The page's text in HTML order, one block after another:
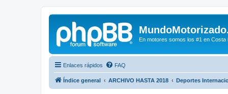
En motores somos los #1 en
Enlaces rápidos FAQ
Índice general ARCHIVO HASTA 2018 Deportes